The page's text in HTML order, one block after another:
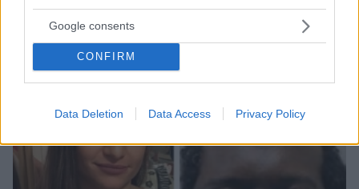
Google consents
CONFIRM
Data Deletion Data Access Privacy Policy
ΤΑ ΠΙΟ ΔΗΜΟΦΙΛΗ